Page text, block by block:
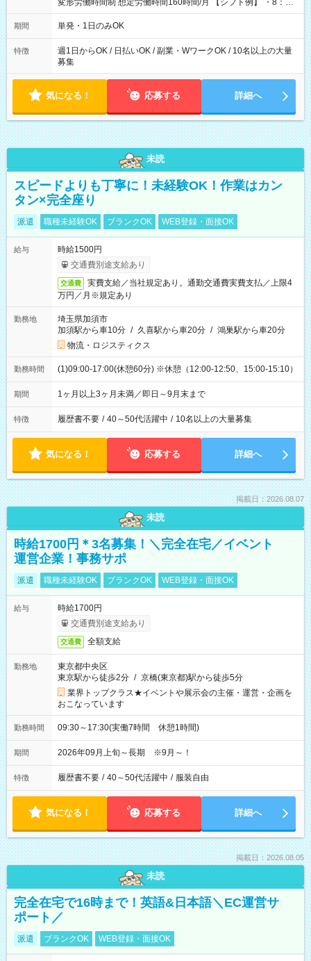
変形労働時間制 想定労働時間160時間/月 【シフト例】 ・8：00
～21：00
期間 単発・1日のみOK
特徴
週1日からOK / 日払いOK / 副業・WワークOK / 10名以上の大量
募集
気になる！ 応募する 詳細へ
未読
スピードよりも丁寧に！未経験OK！作業はカン
タン×完全座り
派遣 職種未経験OK ブランクOK WEB登録・面接OK
給与
時給1500円
交通費別途支給あり
交通費
実費支給／当社規定あり。通勤交通費実費支払／上限4
万円／月※規定あり
勤務地
埼玉県加須市
加須駅から車10分 / 久喜駅から車20分 / 鴻巣駅から車20分
物流・ロジスティクス
勤務時間 (1)09:00-17:00(休憩60分) ※休憩（12:00-12:50、15:00-15:10）
期間 1ヶ月以上3ヶ月未満／即日～9月末まで
特徴 履歴書不要 / 40～50代活躍中 / 10名以上の大量募集
気になる！ 応募する 詳細へ
掲載日：2026.08.07
未読
時給1700円＊3名募集！＼完全在宅／イベント
運営企業！事務サポ
派遣 職種未経験OK ブランクOK WEB登録・面接OK
給与
時給1700円
交通費別途支給あり
交通費 全額支給
勤務地
東京都中央区
東京駅から徒歩2分 / 京橋(東京都)駅から徒歩5分
業界トップクラス★イベントや展示会の主催・運営・企画を
おこなっています
勤務時間 09:30～17:30(実働7時間 休憩1時間)
期間 2026年09月上旬～長期 ※9月～！
特徴 履歴書不要 / 40～50代活躍中 / 服装自由
気になる！ 応募する 詳細へ
掲載日：2026.08.05
未読
完全在宅で16時まで！英語&日本語＼EC運営サ
ポート／
派遣 ブランクOK WEB登録・面接OK